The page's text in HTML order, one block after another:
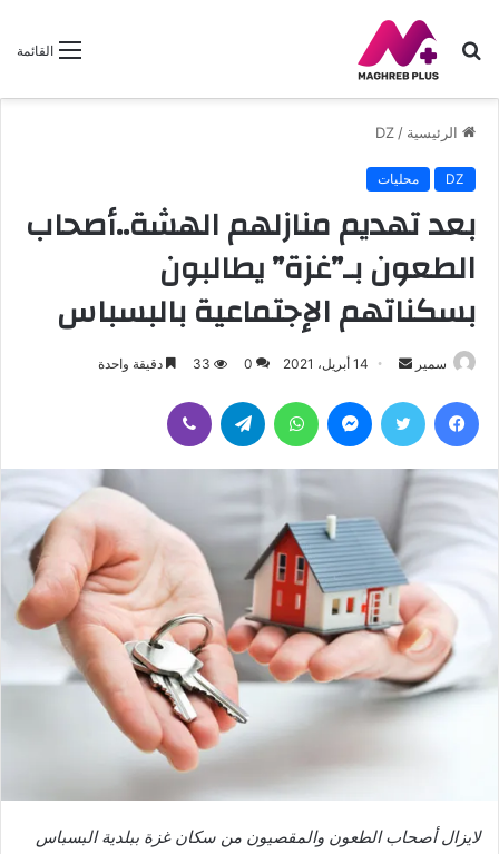
القائمة
بحث
عن
الرئيسية /
DZ
DZ محليات
بعد تهديم منازلهم الهشة..أصحاب
الطعون بـ”غزة” يطالبون
بسكناتهم الإجتماعية بالبسباس
سمير
أرسل
إلكترونيا
14 أبريل، 2021 0
33 دقيقة واحدة
فيسبوك تويتر ماسنجر واتساب تيلقرام
لايزال أصحاب الطعون والمقصيون من سكان غزة ببلدية البسباس